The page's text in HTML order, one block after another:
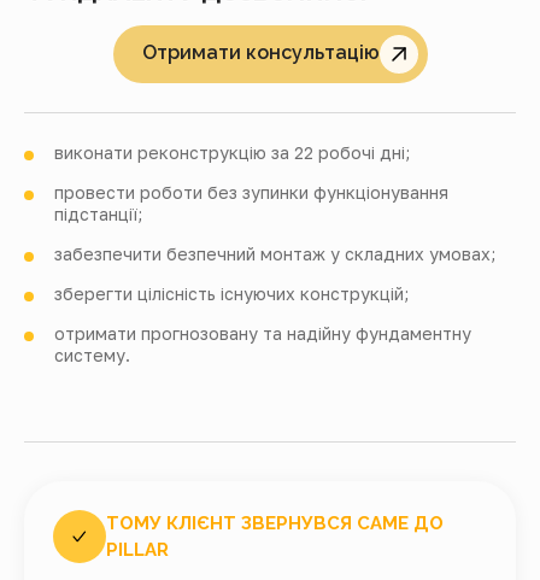
Отримати консультацію
виконати реконструкцію за 22 робочі дні;
провести роботи без зупинки функціонування
підстанції;
забезпечити безпечний монтаж у складних умовах;
зберегти цілісність існуючих конструкцій;
отримати прогнозовану та надійну фундаментну
систему.
ТОМУ КЛІЄНТ ЗВЕРНУВСЯ САМЕ ДО
PILLAR